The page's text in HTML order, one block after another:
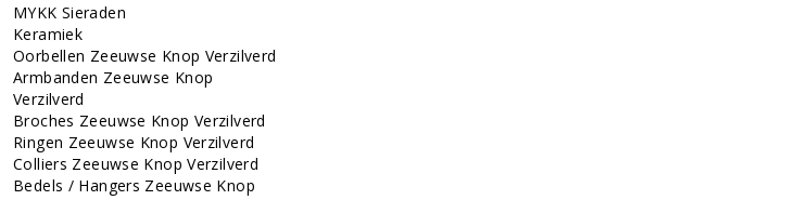
MYKK Sieraden
Keramiek
Oorbellen Zeeuwse Knop Verzilverd
Armbanden Zeeuwse Knop
Verzilverd
Broches Zeeuwse Knop Verzilverd
Ringen Zeeuwse Knop Verzilverd
Colliers Zeeuwse Knop Verzilverd
Bedels / Hangers Zeeuwse Knop